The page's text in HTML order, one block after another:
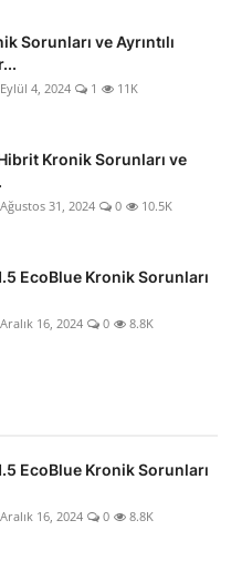
Sorunları ve Ayrıntılı
Eylül 4, 2024 1 11K
Kronik Sorunları ve
Ağustos 31, 2024 0 10.5K
EcoBlue Kronik Sorunları
Aralık 16, 2024 0 8.8K
EcoBlue Kronik Sorunları
Aralık 16, 2024 0 8.8K